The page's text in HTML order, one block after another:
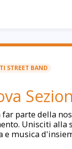
STREET BAND
far parte della
Unisciti alla
e musica